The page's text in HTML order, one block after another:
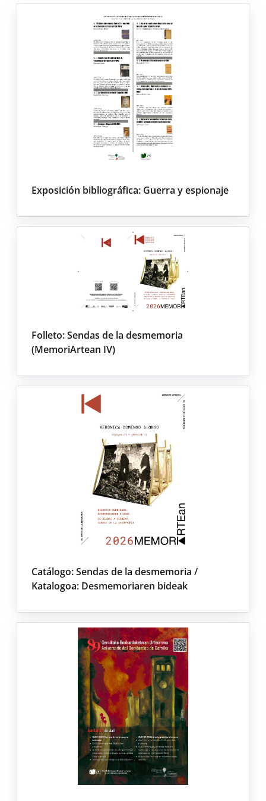
Exposición bibliográfica: Guerra y espionaje
Folleto: Sendas de la desmemoria
(MemoriArtean IV)
Catálogo: Sendas de la desmemoria /
Katalogoa: Desmemoriaren bideak